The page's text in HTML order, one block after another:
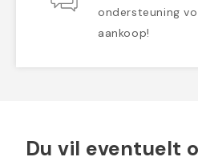
ondersteuning
aankoop!
Du vil eventuelt